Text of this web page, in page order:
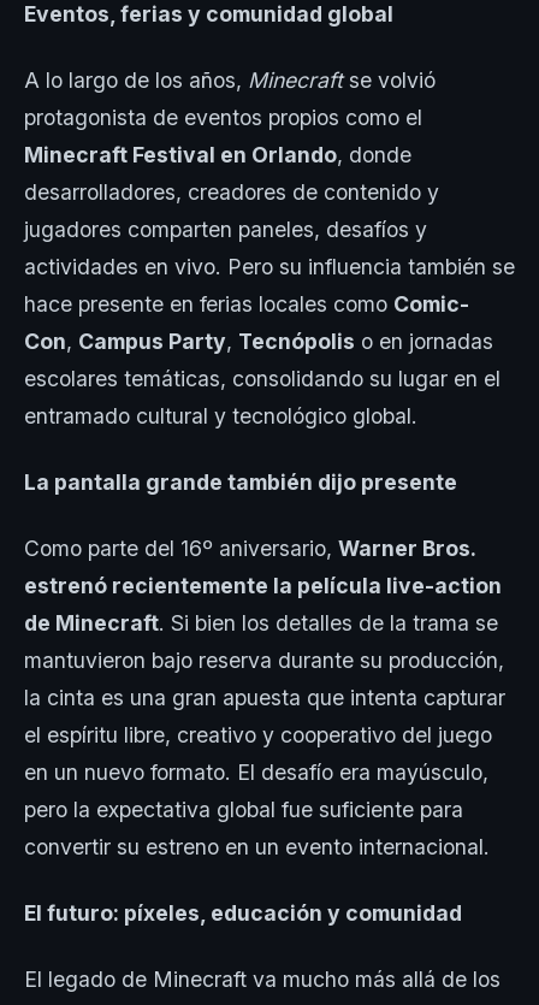
Eventos, ferias y comunidad global
A lo largo de los años, Minecraftse volvió
protagonista de eventos propios como el
Minecraft Festival en Orlando, donde
desarrolladores, creadores de contenido y
jugadores comparten paneles, desafíos y
actividades en vivo. Pero su influencia también se
hace presente en ferias locales como Comic-
Con, Campus Party, Tecnópolis o en jornadas
escolares temáticas, consolidando su lugar en el
entramado cultural y tecnológico global.
La pantalla grande también dijo presente
Como parte del 16º aniversario, Warner Bros.
estrenó recientemente la película live-action
de Minecraft. Si bien los detalles de la trama se
mantuvieron bajo reserva durante su producción,
la cinta es una gran apuesta que intenta capturar
el espíritu libre, creativo y cooperativo del juego
en un nuevo formato. El desafío era mayúsculo,
pero la expectativa global fue suficiente para
convertir su estreno en un evento internacional.
El futuro: píxeles, educación y comunidad
El legado de Minecraft va mucho más allá de los